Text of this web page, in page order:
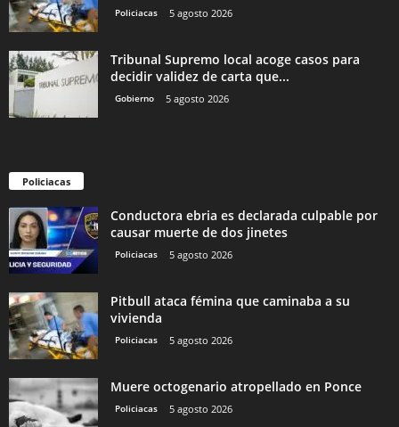
Policiacas 5 agosto 2026
Tribunal Supremo local acoge casos para
decidir validez de carta que...
Gobierno 5 agosto 2026
Policiacas
Conductora ebria es declarada culpable por
causar muerte de dos jinetes
Policiacas 5 agosto 2026
Pitbull ataca fémina que caminaba a su
vivienda
Policiacas 5 agosto 2026
Muere octogenario atropellado en Ponce
Policiacas 5 agosto 2026